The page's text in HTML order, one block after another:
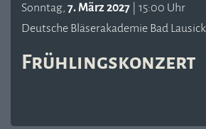
Sonntag, 7. März 2027 | 15:00 Uhr
Deutsche Bläserakademie Bad Lausick
Frühlingskonzert